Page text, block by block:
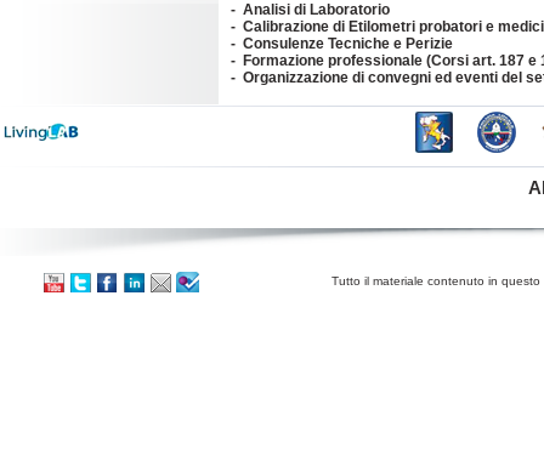
- Analisi di Laboratorio
- Calibrazione di Etilometri probatori e medici
- Consulenze Tecniche e Perizie
- Formazione professionale (Corsi art. 187 e
- Organizzazione di convegni ed eventi del
Tutto il materiale contenuto in